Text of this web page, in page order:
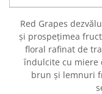
Red Grapes
și prospețimea
floral rafinat de
îndulcite cu miere
brun și lemnuri